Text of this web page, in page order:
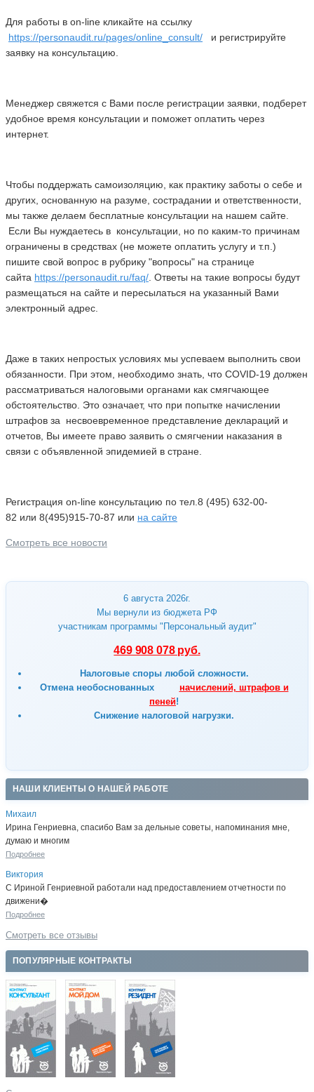
6 августа 2026г.
Мы вернули из бюджета РФ
участникам программы "Персональный аудит"
469 908 078 руб.
Налоговые споры любой сложности.
Отмена необоснованных начислений, штрафов и
пеней!
Снижение налоговой нагрузки.
НАШИ КЛИЕНТЫ О НАШЕЙ РАБОТЕ
Михаил
Ирина Генриевна, спасибо Вам за дельные советы, напоминания мне,
думаю и многим
Подробнее
Виктория
С Ириной Генриевной работали над предоставлением отчетности по
движени�
Подробнее
Смотреть все отзывы
ПОПУЛЯРНЫЕ КОНТРАКТЫ
Для работы в on-line кликайте на ссылку
https://personaudit.ru/pages/online_consult/ и регистрируйте
заявку на консультацию.
Менеджер свяжется с Вами после регистрации заявки, подберет
удобное время консультации и поможет оплатить через
интернет.
Чтобы поддержать самоизоляцию, как практику заботы о себе и
других, основанную на разуме, сострадании и ответственности,
мы также делаем бесплатные консультации на нашем сайте.
Если Вы нуждаетесь в консультации, но по каким-то причинам
ограничены в средствах (не можете оплатить услугу и т.п.)
пишите свой вопрос в рубрику "вопросы" на странице
сайта https://personaudit.ru/faq/ . Ответы на такие вопросы будут
размещаться на сайте и пересылаться на указанный Вами
электронный адрес.
Даже в таких непростых условиях мы успеваем выполнить свои
обязанности. При этом, необходимо знать, что COVID-19 должен
рассматриваться налоговыми органами как смягчающее
обстоятельство. Это означает, что при попытке начислении
штрафов за несвоевременное представление деклараций и
отчетов, Вы имеете право заявить о смягчении наказания в
связи с объявленной эпидемией в стране.
Регистрация on-line консультацию по тел.8 (495) 632-00-
82 или 8(495)915-70-87 или на сайте
Смотреть все новости